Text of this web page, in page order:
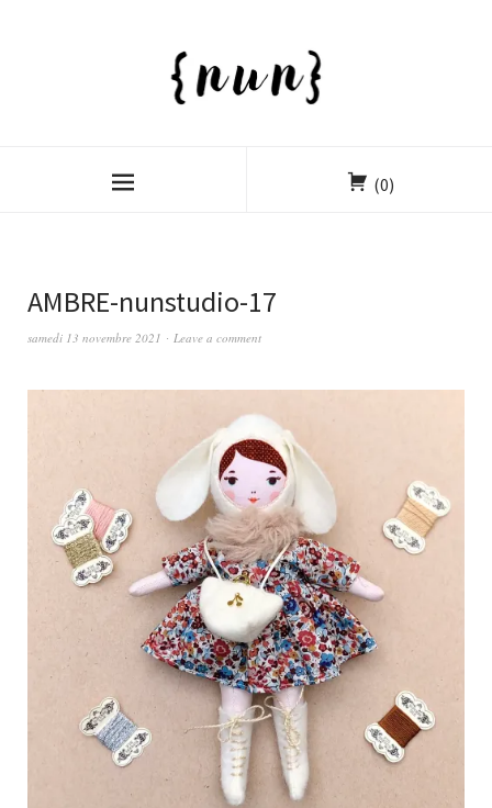
(0)
AMBRE-nunstudio-17
samedi 13 novembre 2021 Leave a comment